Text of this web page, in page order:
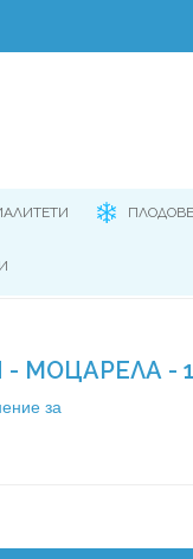
ПЛОДОВЕ
МОЦАРЕЛА -
за